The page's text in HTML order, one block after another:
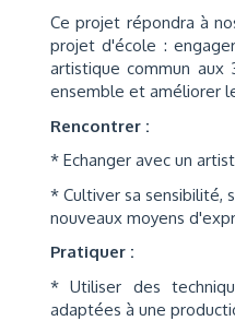
Ce projet répondra à
projet d'école :
artistique commun aux
ensemble et améliorer
Rencontrer :
* Echanger avec un
* Cultiver sa sensibilité,
nouveaux moyens
Pratiquer :
* Utiliser des
adaptées à une